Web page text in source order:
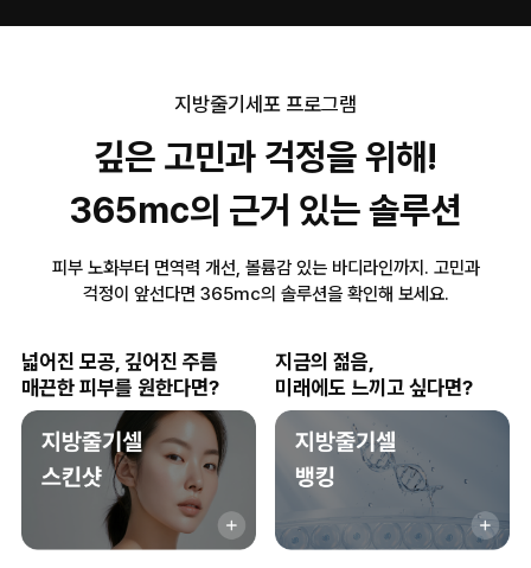
지방줄기세포 프로그램
깊은 고민과 걱정을 위해!
365mc의 근거 있는 솔루션
피부 노화부터 면역력 개선, 볼륨감 있는 바디라인까지. 고민과
걱정이 앞선다면 365mc의 솔루션을 확인해 보세요.
넓어진 모공, 깊어진 주름
매끈한 피부를 원한다면?
지금의 젊음,
미래에도 느끼고 싶다면?